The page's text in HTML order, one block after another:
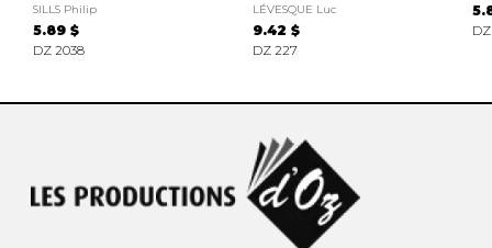
SILLS Philip
5.89 $
DZ 2038
LÉVESQUE Luc
9.42 $
DZ 227